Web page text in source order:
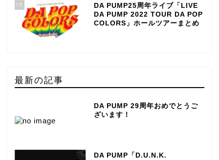
15
DA PUMP25周年ライブ「LIVE
DA PUMP 2022 TOUR DA POP
COLORS」ホールツアーまとめ
最新の記事
DA PUMP 29周年おめでとうご
ざいます！
DA PUMP「D.U.N.K.
TOP